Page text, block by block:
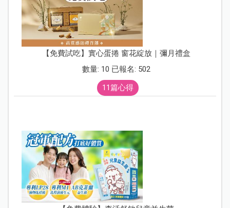
【免費試吃】實心蛋捲 窗花綻放｜彌月禮盒
數量: 10 已報名: 502
11篇心得